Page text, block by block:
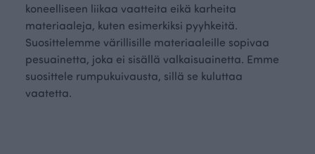
koneelliseen liikaa vaatteita eikä karheita
materiaaleja, kuten esimerkiksi pyyhkeitä.
Suosittelemme värillisille materiaaleille sopivaa
pesuainetta, joka ei sisällä valkaisuainetta. Emme
suosittele rumpukuivausta, sillä se kuluttaa
vaatetta.